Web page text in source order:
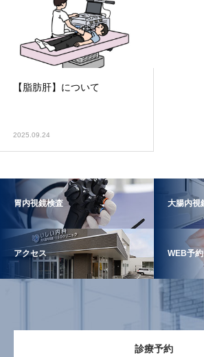
【脂肪肝】について
2025.09.24
胃内視鏡検査 大腸内視
アクセス WEB予約
診療予約